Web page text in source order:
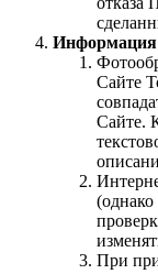
Информация
Сайте
Сайте.
(однако
При